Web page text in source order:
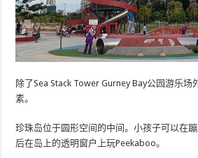
除了Sea Stack Tower Gurney Bay公园游乐
素。
珍珠岛位于圆形空间的中间。小孩子可以在
后在岛上的透明窗户上玩Peekaboo。